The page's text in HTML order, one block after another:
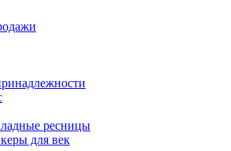
ресницы
для век